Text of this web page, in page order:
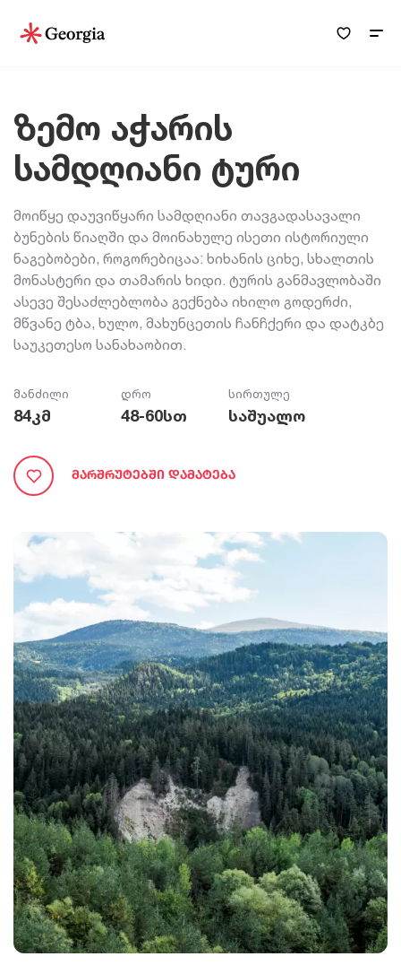
ზემო აჭარის
სამდღიანი ტური
მოიწყე დაუვიწყარი სამდღიანი თავგადასავალი
ბუნების წიაღში და მოინახულე ისეთი ისტორიული
ნაგებობები, როგორებიცაა: ხიხანის ციხე, სხალთის
მონასტერი და თამარის ხიდი. ტურის განმავლობაში
ასევე შესაძლებლობა გექნება იხილო გოდერძი,
მწვანე ტბა, ხულო, მახუნცეთის ჩანჩქერი და დატკბე
საუკეთესო სანახაობით.
მანძილი
84კმ
დრო
48-60სთ
სირთულე
საშუალო
Მარშრუტებში Დამატება